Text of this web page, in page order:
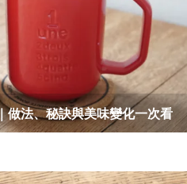
做法、秘訣與美味變化一次看